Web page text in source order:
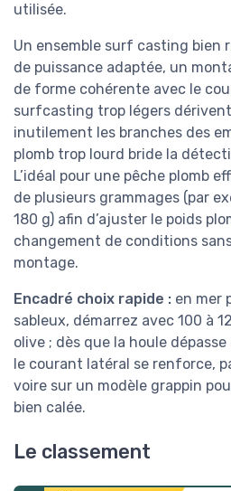
utilisée.
Un ensemble surf casting bien
de puissance adaptée, un
de forme cohérente avec le
surfcasting trop légers
inutilement les branches des
plomb trop lourd bride la
L’idéal pour une pêche plomb
de plusieurs grammages (par
180 g) afin d’ajuster le poids
changement de conditions
montage.
Encadré choix rapide : en mer
sableux, démarrez avec 100 à
olive ; dès que la houle
le courant latéral se renforce,
voire sur un modèle grappin
bien calée.
Le classement